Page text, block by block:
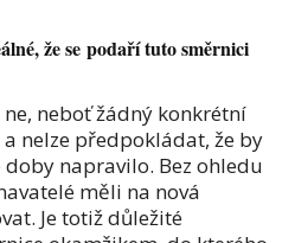
že se podaří tuto směrnici
neboť žádný konkrétní
nelze předpokládat, že by
napravilo. Bez ohledu
měli na nová
Je totiž důležité